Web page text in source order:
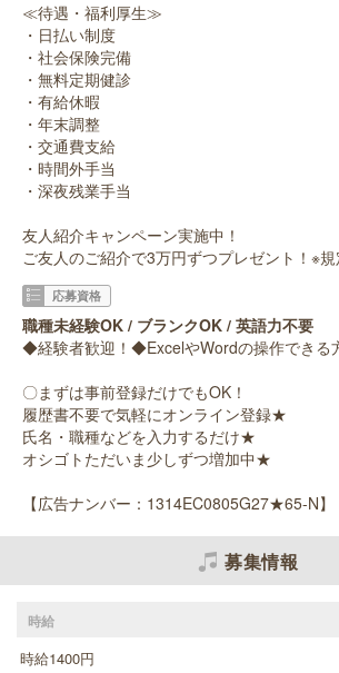
≪待遇・福利厚生≫
・日払い制度
・社会保険完備
・無料定期健診
・有給休暇
・年末調整
・交通費支給
・時間外手当
・深夜残業手当
友人紹介キャンペーン実施中！
ご友人のご紹介で3万円ずつプレゼント！※
応募資格
職種未経験OK / ブランクOK / 英語力不要
◆経験者歓迎！◆ExcelやWordの操作できる
〇まずは事前登録だけでもOK！
履歴書不要で気軽にオンライン登録★
氏名・職種などを入力するだけ★
オシゴトただいま少しずつ増加中★
【広告ナンバー：1314EC0805G27★65-N】
募集情報
時給
時給1400円